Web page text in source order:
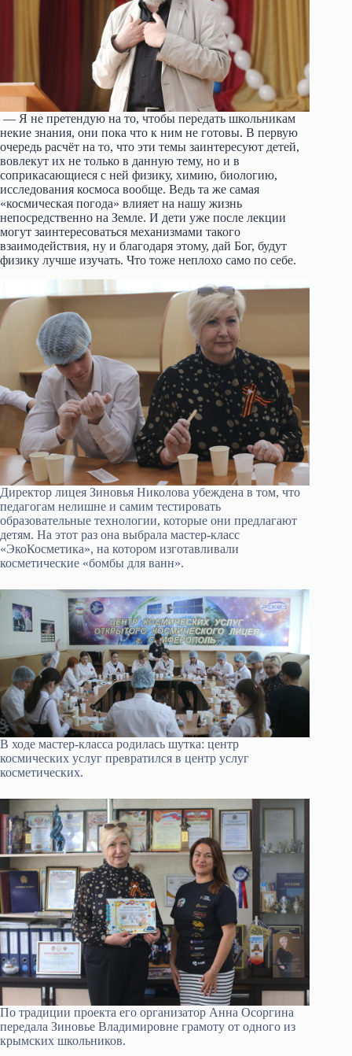
— Я не претендую на то, чтобы передать школьникам
некие знания, они пока что к ним не готовы. В первую
очередь расчёт на то, что эти темы заинтересуют детей,
вовлекут их не только в данную тему, но и в
соприкасающиеся с ней физику, химию, биологию,
исследования космоса вообще. Ведь та же самая
«космическая погода» влияет на нашу жизнь
непосредственно на Земле. И дети уже после лекции
могут заинтересоваться механизмами такого
взаимодействия, ну и благодаря этому, дай Бог, будут
физику лучше изучать. Что тоже неплохо само по себе.
Директор лицея Зиновья Николова убеждена в том, что
педагогам нелишне и самим тестировать
образовательные технологии, которые они предлагают
детям. На этот раз она выбрала мастер-класс
«ЭкоКосметика», на котором изготавливали
косметические «бомбы для ванн».
В ходе мастер-класса родилась шутка: центр
космических услуг превратился в центр услуг
косметических.
По традиции проекта его организатор Анна Осоргина
передала Зиновье Владимировне грамоту от одного из
крымских школьников.